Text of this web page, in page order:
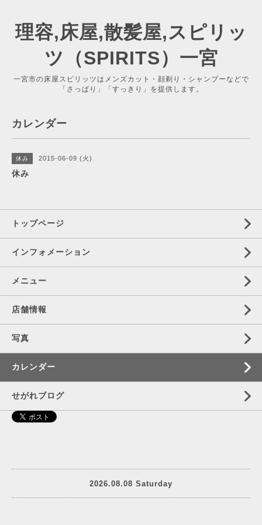
理容,床屋,散髪屋,スピリッ
ツ（SPIRITS）一宮
一宮市の床屋スピリッツはメンズカット・顔剃り・シャンプーなどで
「さっぱり」「すっきり」を提供します。
カレンダー
休み 2015-06-09 (火)
休み
トップページ
インフォメーション
メニュー
店舗情報
写真
カレンダー
せがれブログ
2026.08.08 Saturday